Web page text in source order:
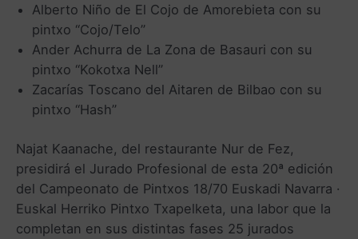
Alberto Niño de El Cojo de Amorebieta con su
pintxo “Cojo/Telo”
Ander Achurra de La Zona de Basauri con su
pintxo “Kokotxa Nell”
Zacarías Toscano del Aitaren de Bilbao con su
pintxo “Hash”
Najat Kaanache, del restaurante Nur de Fez,
presidirá el Jurado Profesional de esta 20ª edición
del Campeonato de Pintxos 18/70 Euskadi Navarra ·
Euskal Herriko Pintxo Txapelketa, una labor que la
completan en sus distintas fases 25 jurados